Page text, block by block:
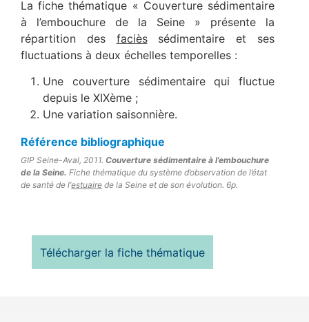
La fiche thématique « Couverture sédimentaire
à l’embouchure de la Seine » présente la
répartition des facièssédimentaire et ses
fluctuations à deux échelles temporelles :
Une couverture sédimentaire qui fluctue
depuis le XIXème ;
Une variation saisonnière.
Référence bibliographique ​​
GIP Seine-Aval, 2011. Couverture sédimentaire à l’embouchure
de la Seine. Fiche thématique du système d’observation de l’état
de santé de l’estuaire de la Seine et de son évolution. 6p.
Télécharger la fiche thématique